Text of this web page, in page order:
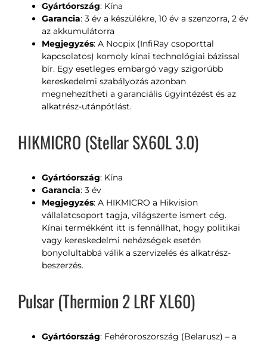
Gyártóország: Kína
Garancia: 3 év a készülékre, 10 év a szenzorra, 2 év
az akkumulátorra
Megjegyzés: A Nocpix (InfiRay csoporttal
kapcsolatos) komoly kínai technológiai bázissal
bír. Egy esetleges embargó vagy szigorúbb
kereskedelmi szabályozás azonban
megnehezítheti a garanciális ügyintézést és az
alkatrész-utánpótlást.
HIKMICRO (Stellar SX60L 3.0)
Gyártóország: Kína
Garancia: 3 év
Megjegyzés: A HIKMICRO a Hikvision
vállalatcsoport tagja, világszerte ismert cég.
Kínai termékként itt is fennállhat, hogy politikai
vagy kereskedelmi nehézségek esetén
bonyolultabbá válik a szervizelés és alkatrész-
beszerzés.
Pulsar (Thermion 2 LRF XL60)
Gyártóország: Fehéroroszország (Belarusz) – a